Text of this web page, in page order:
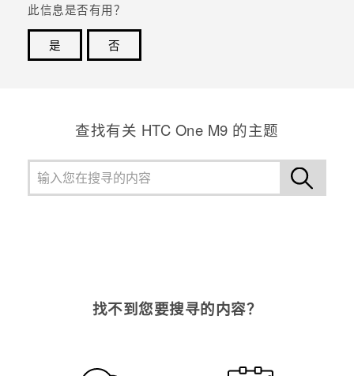
此信息是否有用？
是
否
查找有关 HTC One M9 的主题
找不到您要搜寻的内容？